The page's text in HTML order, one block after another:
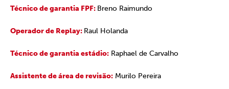
Técnico de garantia FPF: Breno Raimundo
Operador de Replay: Raul Holanda
Técnico de garantia estádio: Raphael de Carvalho
Assistente de área de revisão: Murilo Pereira